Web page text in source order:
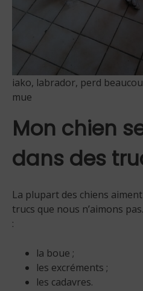
iako, labrador, perd
mue
Mon chien
dans des
La plupart des chiens
trucs que nous n’aimons
:
la boue ;
les excréments ;
les cadavres.